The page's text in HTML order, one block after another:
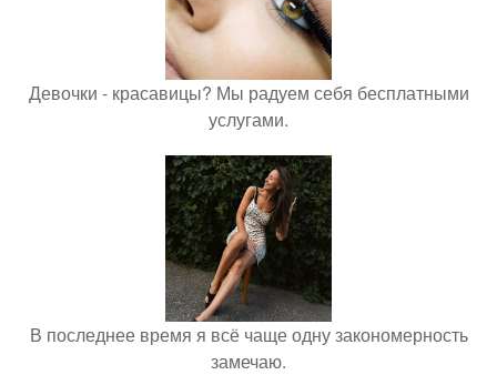
Девочки - красавицы? Мы радуем себя бесплатными
услугами.
В последнее время я всё чаще одну закономерность
замечаю.